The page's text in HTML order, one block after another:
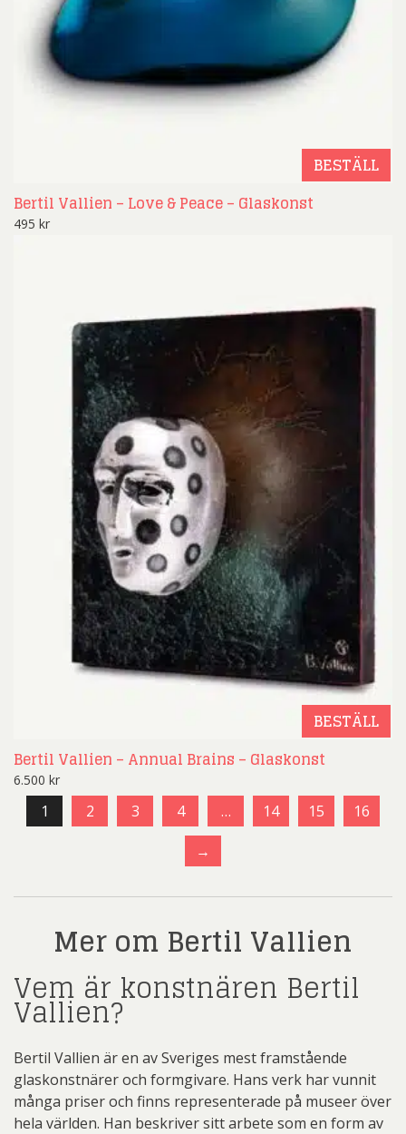
BESTÄLL
Bertil Vallien – Love & Peace – Glaskonst
495 kr
BESTÄLL
Bertil Vallien – Annual Brains – Glaskonst
6.500 kr
1 2 3 4 … 14 15
16
→
Mer om Bertil Vallien
Vem är konstnären Bertil
Vallien?
Bertil Vallien är en av Sveriges mest framstående
glaskonstnärer och formgivare. Hans verk har vunnit
många priser och finns representerade på museer över
hela världen. Han beskriver sitt arbete som en form av